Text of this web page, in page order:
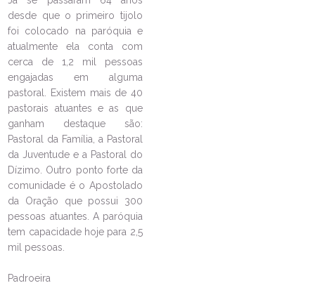
LEIA NO DIOCESE INFORMA
Paróquia Nossa Senhora de
Fátima realiza evento para
crianças
13/09/2024 Ouça a notícia
CATEGORIA
desde que o primeiro tijolo
foi colocado na paróquia e
atualmente ela conta com
cerca de 1,2 mil pessoas
engajadas em alguma
pastoral. Existem mais de 40
pastorais atuantes e as que
ganham destaque são:
Pastoral da Família, a Pastoral
da Juventude e a Pastoral do
Dízimo. Outro ponto forte da
comunidade é o Apostolado
da Oração que possui 300
pessoas atuantes. A paróquia
tem capacidade hoje para 2,5
mil pessoas.
Padroeira